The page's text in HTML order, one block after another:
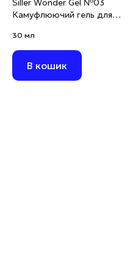
Siller Wonder Gel №03
Камуфлюючий гель для
рожевий, 30 мл
30 мл
В кошик